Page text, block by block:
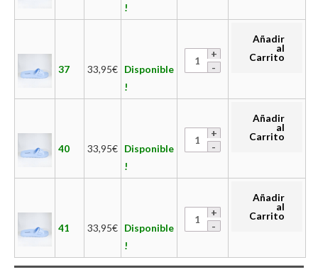
!
37 33,95€ Disponible
!
Añadir
al
Carrito
40 33,95€ Disponible
!
Añadir
al
Carrito
41 33,95€ Disponible
!
Añadir
al
Carrito